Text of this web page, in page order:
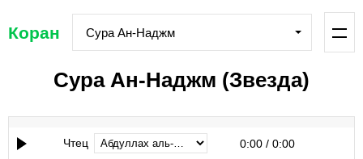
Коран Сура Ан-Наджм
Сура Ан-Наджм (Звезда)
Чтец 0:00 / 0:00